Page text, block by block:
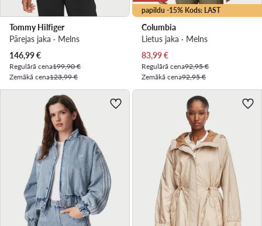
Tommy Hilfiger
Pārejas jaka · Melns
Pašreizējā cena
146,99€
Regulārā cena199,90 €
Zemākā cena123,99 €
papildu -15% Kods: LAST
Columbia
Lietus jaka · Melns
Pašreizējā cena
83,99€
Regulārā cena92,95 €
Zemākā cena92,95 €